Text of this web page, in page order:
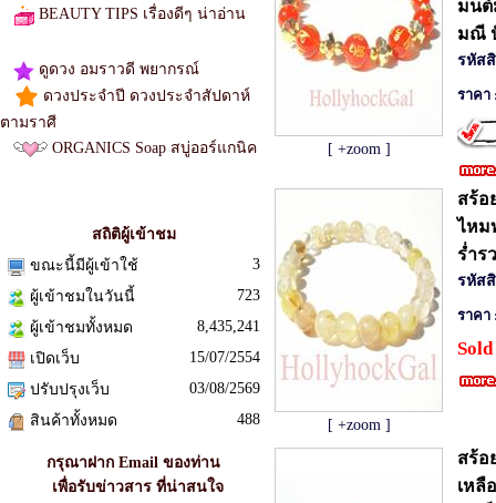
BEAUTY TIPS เรื่องดีๆ น่าอ่าน
ดูดวง อมราวดี พยากรณ์
ดวงประจำปี ดวงประจำสัปดาห์
ตามราศี
ORGANICS Soap สบู่ออร์แกนิค
สถิติผู้เข้าชม
ขณะนี้มีผู้เข้าใช้
3
ผู้เข้าชมในวันนี้
723
ผู้เข้าชมทั้งหมด
8,435,241
เปิดเว็บ
15/07/2554
ปรับปรุงเว็บ
03/08/2569
สินค้าทั้งหมด
488
กรุณาฝาก Email ของท่าน
เพื่อรับข่าวสาร ที่น่าสนใจ
[ +zoom ]
มน
มณี
รหัส
ราคา
[ +zoom ]
สร้อ
ไหม
ร่ำร
รหัส
ราคา
สร้อ
เหลื